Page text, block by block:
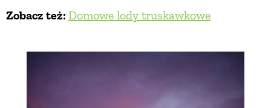
Zobacz też: Domowe lody truskawkowe